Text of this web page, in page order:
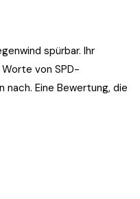
spürbar. Ihr
von SPD-
nach. Eine Bewertung, die